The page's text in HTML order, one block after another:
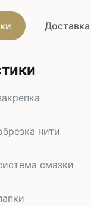
Доставка
нити
смазки